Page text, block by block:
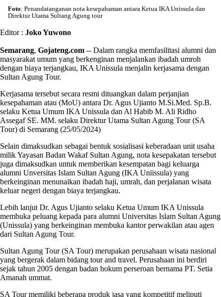
Foto: Penandatanganan nota kesepahaman antara Ketua IKA Unissula dan
Direktur Utama Sultang Agung tour
Editor : Joko Yuwono
Semarang, Gojateng.com -- Dalam rangka memfasilitasi alumni dan
masyarakat umum yang berkenginan menjalankan ibadah umroh
dengan biaya terjangkau, IKA Unissula menjalin kerjasama dengan
Sultan Agung Tour.
Kerjasama tersebut secara resmi dituangkan dalam perjanjian
kesepahaman atau (MoU) antara Dr. Agus Ujianto M.Si.Med. Sp.B.
selaku Ketua Umum IKA Unissula dan Al Habib M. Ali Ridho
Assegaf SE. MM. selaku Direktur Utama Sultan Agung Tour (SA
Tour) di Semarang (25/05/2024)
Selain dimaksudkan sebagai bentuk sosialisasi keberadaan unit usaha
milik Yayasan Badan Wakaf Sultan Agung, nota kesepakatan tersebut
juga dimaksudkan untuk memberikan kesempatan bagi keluarga
alumni Unversitas Islam Sultan Agung (IKA Uniissula) yang
berkeinginan menunaikan ibadah haji, umrah, dan perjalanan wisata
keluar negeri dengan biaya terjangkau.
Lebih lanjut Dr. Agus Ujianto selaku Ketua Umum IKA Unissula
membuka peluang kepada para alumni Universitas Islam Sultan Agung
(Unissula) yang berkeinginan membuka kantor perwakilan atau agen
dari Sultan Agung Tour.
Sultan Agung Tour (SA Tour) merupakan perusahaan wisata nasional
yang bergerak dalam bidang tour and travel. Perusahaan ini berdiri
sejak tahun 2005 dengan badan hokum perseroan bernama PT. Setia
Amanah ummat.
SA Tour memiliki beberapa produk jasa yang kompetitif meliputi